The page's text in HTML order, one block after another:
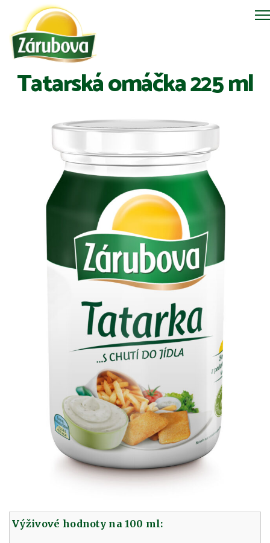
Tatarská omáčka 225 ml
Výživové hodnoty na 100 ml: